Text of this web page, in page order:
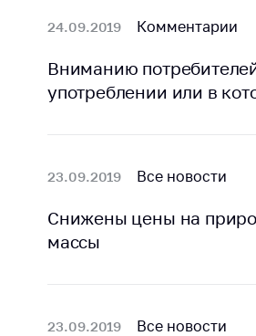
потребителей
Регулирование
рекламной
деятельности
Применение мер
регулирования
деятельность в
24.09.2019 Комментарии
Вниманию
употреблении или в
23.09.2019 Все новости
Снижены цены на
массы
23.09.2019 Все новости